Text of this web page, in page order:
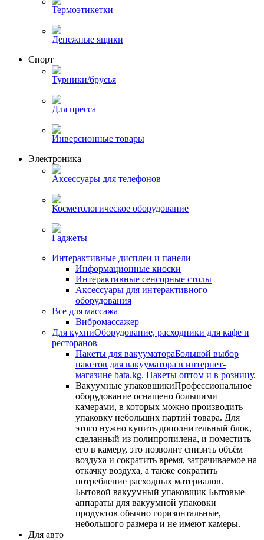
Термоэтикетки
Денежные ящики
Спорт
Турники/брусья
Для пресса
Инверсионные товары
Электроника
Аксессуары для телефонов
Косметологическое оборудование
Гаджеты
Интерактивные дисплеи и панели
Информационные киоски
Интерактивные сенсорные столы
Аксессуары для интерактивного
оборудования
Все для массажа
Вибромассажер
Для кухниОборудование, расходники для кафе и
ресторанов
Пакеты для вакууматораБольшой выбор
пакетов для вакууматора в интернет-
магазине bata.kg. Пакеты оптом и в розницу.
Вакуумные упаковщикиПрофессиональное
оборудование оснащено большими
камерами, в которых можно производить
упаковку небольших партий товара. Для
этого нужно купить дополнительный блок,
сделанный из полипропилена, и поместить
его в камеру, это позволит снизить объём
воздуха и сократить время, затрачиваемое на
откачку воздуха, а также сократить
потребление расходных материалов.
Бытовой вакуумный упаковщик Бытовые
аппараты для вакуумной упаковки
продуктов обычно горизонтальные,
небольшого размера и не имеют камеры.
Для авто